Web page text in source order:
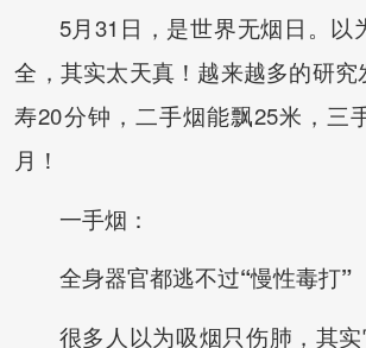
5月31日，是世界无烟日。以
全，其实太天真！越来越多的研
寿20分钟，二手烟能飘25米，三
月！
一手烟：
全身器官都逃不过“慢性毒打”
很多人以为吸烟只伤肺，其实